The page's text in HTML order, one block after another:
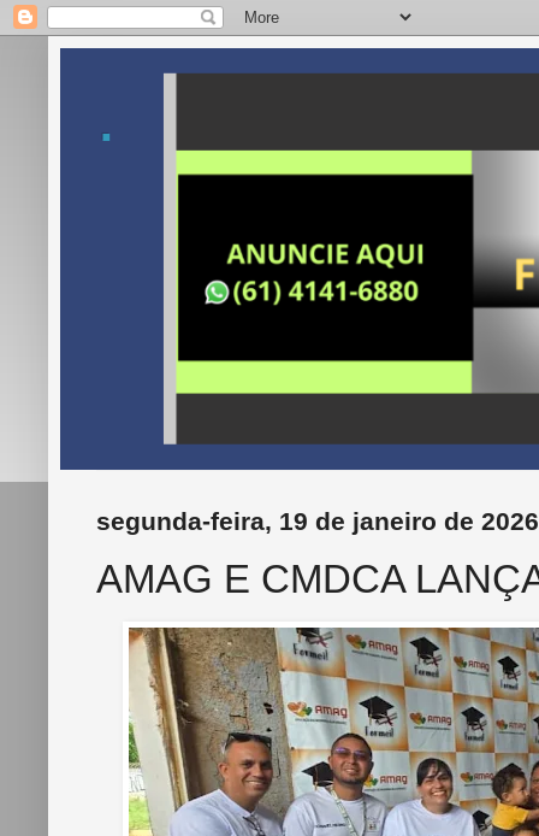
.
segunda-feira, 19 de janeiro de 2026
AMAG E CMDCA